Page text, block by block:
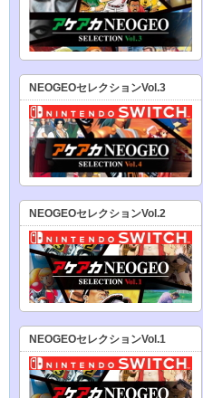
NEOGEOセレクションVol.3
NEOGEOセレクションVol.2
NEOGEOセレクションVol.1